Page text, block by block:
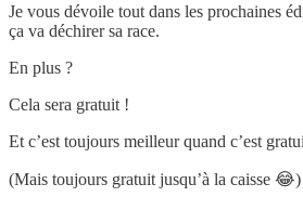
Je vous dévoile tout dans les prochaines
ça va déchirer sa race.
En plus ?
Cela sera gratuit !
Et c’est toujours meilleur quand c’est
(Mais toujours gratuit jusqu’à la caisse 😂)